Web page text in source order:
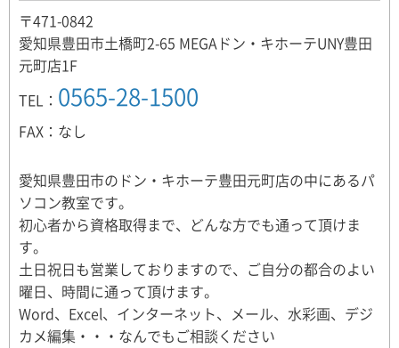
〒471-0842
愛知県豊田市土橋町2-65 MEGAドン・キホーテUNY豊田
元町店1F
TEL： 0565-28-1500
FAX：なし
愛知県豊田市のドン・キホーテ豊田元町店の中にあるパ
ソコン教室です。
初心者から資格取得まで、どんな方でも通って頂けま
す。
土日祝日も営業しておりますので、ご自分の都合のよい
曜日、時間に通って頂けます。
Word、Excel、インターネット、メール、水彩画、デジ
カメ編集・・・なんでもご相談ください